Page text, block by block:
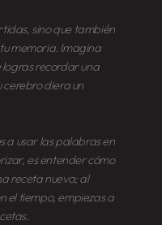
sino que también
memoria. Imagina
recordar una
diera un
a usar las palabras en
es entender cómo
receta nueva; al
el tiempo, empiezas a